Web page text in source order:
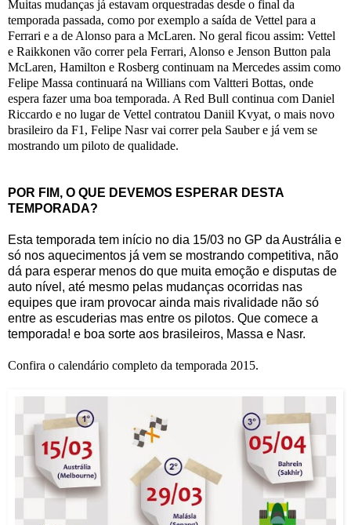
Muitas mudanças já estavam orquestradas desde o final da
temporada passada, como por exemplo a saída de Vettel para a
Ferrari e a de Alonso para a McLaren. No geral ficou assim: Vettel
e Raikkonen vão correr pela Ferrari, Alonso e Jenson Button pala
McLaren, Hamilton e Rosberg continuam na Mercedes assim como
Felipe Massa continuará na Willians com Valtteri Bottas, onde
espera fazer uma boa temporada. A Red Bull continua com Daniel
Riccardo e no lugar de Vettel contratou Daniil Kvyat, o mais novo
brasileiro da F1, Felipe Nasr vai correr pela Sauber e já vem se
mostrando um piloto de qualidade.
POR FIM, O QUE DEVEMOS ESPERAR DESTA
TEMPORADA?
Esta temporada tem início no dia 15/03 no GP da Austrália e
só nos aquecimentos já vem se mostrando competitiva, não
dá para esperar menos do que muita emoção e disputas de
auto nível, até mesmo pelas mudanças ocorridas nas
equipes que iram provocar ainda mais rivalidade não só
entre as escuderias mas entre os pilotos. Que comece a
temporada! e boa sorte aos brasileiros, Massa e Nasr.
Confira o calendário completo da temporada 2015.